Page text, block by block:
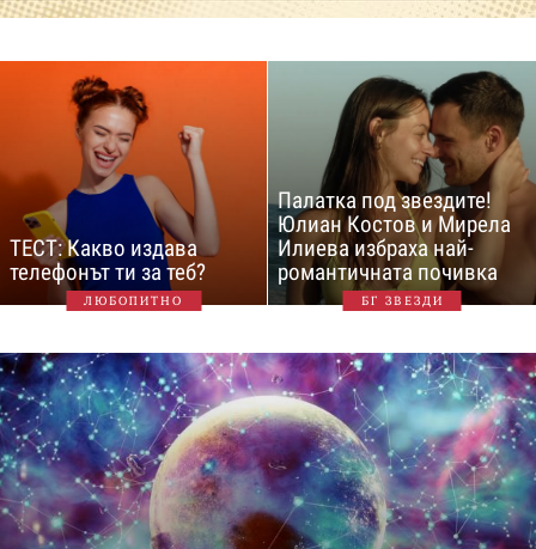
ТЕСТ: Какво издава
телефонът ти за теб?
ЛЮБОПИТНО
Палатка под звездите!
Юлиан Костов и Мирела
Илиева избраха най-
романтичната почивка
БГ ЗВЕЗДИ